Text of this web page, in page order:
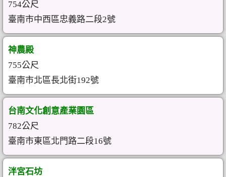
754公尺
臺南市中西區忠義路二段2號
神農殿
755公尺
臺南市北區長北街192號
台南文化創意產業園區
782公尺
臺南市東區北門路二段16號
泮宮石坊